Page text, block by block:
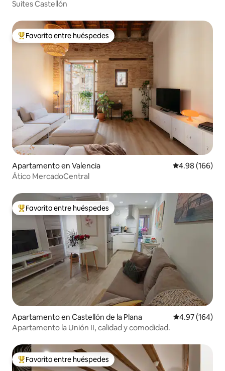
Suites Castellón
Favorito entre huéspedes preferido
Favorito entre huéspedes
Apartamento en Valencia Calificación
4.98 (166)
Ático MercadoCentral
Favorito entre huéspedes preferido
Favorito entre huéspedes
Apartamento en Castellón de la Plana Calificación
4.97 (164)
Apartamento la Unión II, calidad y comodidad.
Favorito entre huéspedes preferido
Favorito entre huéspedes